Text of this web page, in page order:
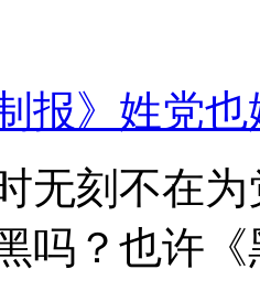
报》姓党
无刻不在
吗？也许